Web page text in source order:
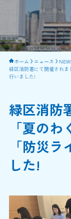
ホーム ニュース
緑区消防署にて開催され
行いました!
緑区消防
「夏の
「防災
した!